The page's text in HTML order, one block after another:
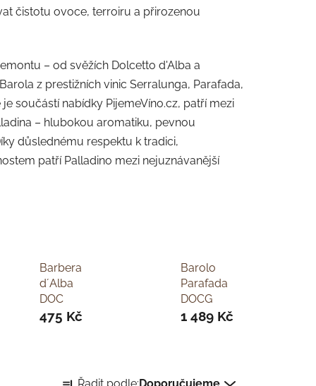
čistotu ovoce, terroiru a přirozenou
– od svěžích Dolcetto d'Alba a
z prestižních vinic Serralunga, Parafada,
součástí nabídky PijemeVíno.cz, patří mezi
– hlubokou aromatiku, pevnou
důslednému respektu k tradici,
patří Palladino mezi nejuznávanější
Barbera
d´Alba
DOC
475 Kč
Barolo
Parafada
DOCG
1 489 Kč